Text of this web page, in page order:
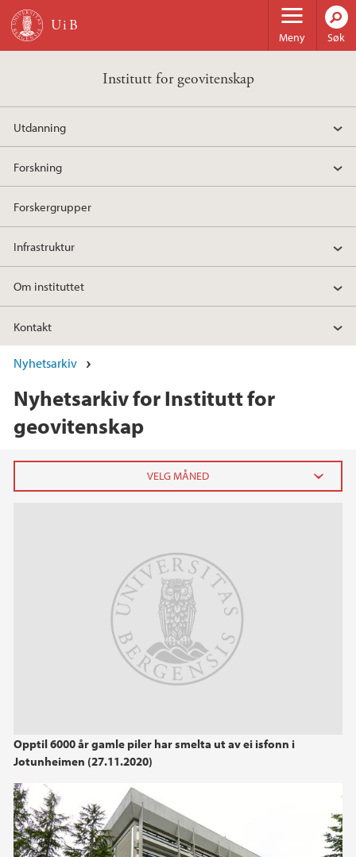
Hopp til hovedinnhold
Meny Søk
Institutt for geovitenskap
Utdanning
Forskning
Forskergrupper
Infrastruktur
Om instituttet
Kontakt
Nyhetsarkiv
Nyhetsarkiv for Institutt for
geovitenskap
Opptil 6000 år gamle piler har smelta ut av ei isfonn i
Jotunheimen (27.11.2020)
april (2)
februar (1)
januar (3)
2025
2024
2021
2020